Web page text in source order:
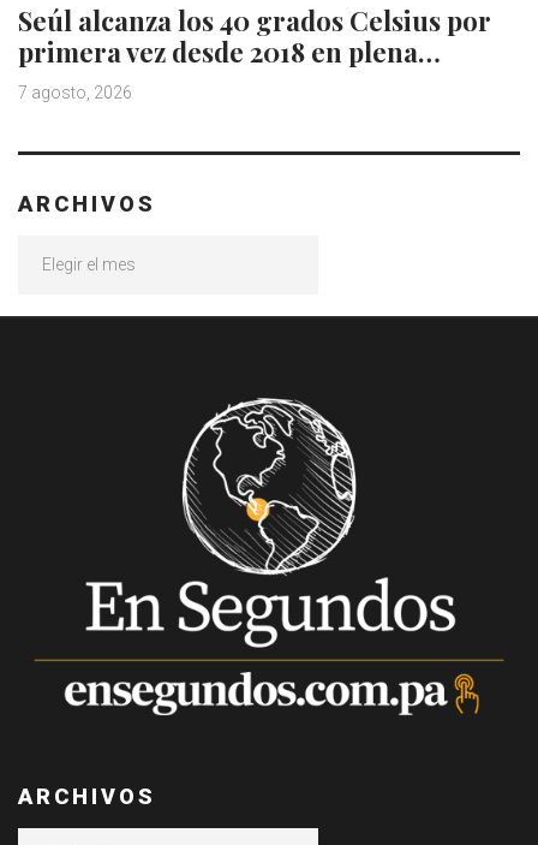
Seúl alcanza los 40 grados Celsius por
primera vez desde 2018 en plena…
7 agosto, 2026
ARCHIVOS
ARCHIVOS